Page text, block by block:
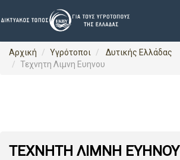
Αρχική Υγρότοποι
Δυτικής Ελλάδας
Τεχνητη Λιμνη Ευηνου
ΤΕΧΝΗΤΗ ΛΙΜΝΗ ΕΥΗΝΟΥ